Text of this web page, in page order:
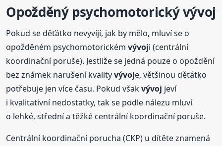
Opožděný psychomotorickývývoj
Pokud se děťátko nevyvíjí, jak by mělo, mluví se o
opožděném psychomotorickémvývoji (centrální
koordinační poruše). Jestliže se jedná pouze o opoždění
bez známek narušení kvalityvývoje, většinou děťátko
potřebuje jen více času. Pokud všakvývoj jeví
i kvalitativní nedostatky, tak se podle nálezu mluví
o lehké, střední a těžké centrální koordinační poruše.
Centrální koordinační porucha (CKP) u dítěte znamená